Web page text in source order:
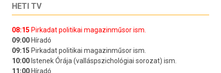
HETI TV